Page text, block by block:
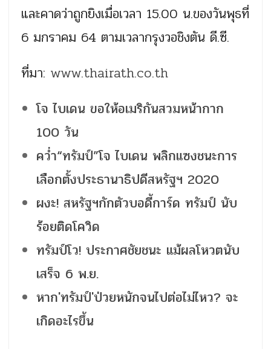
และคาดว่าถูกยิงเมื่อเวลา 15.00 น.ของวันพุธที่
6 มกราคม 64 ตามเวลากรุงวอชิงตัน ดี.ซี.
ที่มา: www.thairath.co.th
โจ ไบเดน ขอให้อเมริกันสวมหน้ากาก
100 วัน
คว่ำ“ทรัมป์”โจ ไบเดน พลิกแซงชนะการ
เลือกตั้งประธานาธิปดีสหรัฐฯ 2020
ผงะ! สหรัฐฯกักตัวบอดี้การ์ด ทรัมป์ นับ
ร้อยติดโควิด
ทรัมป์โว! ประกาศชัยชนะ แม้ผลโหวตนับ
เสร็จ 6 พ.ย.
หาก'ทรัมป์'ป่วยหนักจนไปต่อไม่ไหว? จะ
เกิดอะไรขึ้น